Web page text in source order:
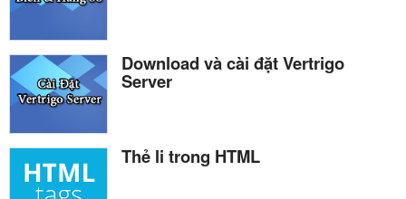
Download và cài đặt Vertrigo
Server
Thẻ li trong HTML